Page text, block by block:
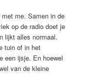
me. Samen in de
op de radio doet je
lijkt alles normaal.
tuin of in het
een ijsje. En hoewel
van de kleine